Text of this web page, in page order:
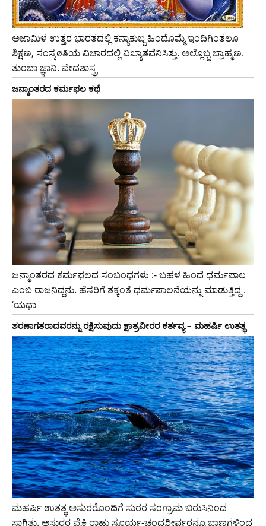
ಅಜಾಮಿಳ ಉತ್ತರ ಭಾರತದಲ್ಲಿ ಕನ್ಯಾಕುಬ್ಜ ಹಿಂದೊಮ್ಮೆ ಇಂದಿಗಿಂತಲೂ
ಶಿಕ್ಷಣ, ಸಂಸ್ಕøತಿಯ ವಿಚಾರದಲ್ಲಿ ವಿಖ್ಯಾತವೆನಿಸಿತ್ತು. ಅಲ್ಲೊಬ್ಬ ಬ್ರಾಹ್ಮಣ.
ತುಂಬಾ ಜ್ಞಾನಿ. ವೇದಶಾಸ್ತ್ರ
ಜನ್ಮಾಂತರದ ಕರ್ಮಫಲ ಕಥೆ
ಜನ್ಮಾಂತರದ ಕರ್ಮಫಲದ ಸಂಬಂಧಗಳು :- ಬಹಳ ಹಿಂದೆ ಧರ್ಮಪಾಲ
ಎಂಬ ರಾಜನಿದ್ದನು. ಹೆಸರಿಗೆ ತಕ್ಕಂತೆ ಧರ್ಮಪಾಲನೆಯನ್ನು ಮಾಡುತ್ತಿದ್ದ .
‘ಯಥಾ
ಶರಣಾಗತರಾದವರನ್ನು ರಕ್ಷಿಸುವುದು ಕ್ಷಾತ್ರವೀರರ ಕರ್ತವ್ಯ – ಮಹರ್ಷಿ ಉತತ್ಥ
ಮಹರ್ಷಿ ಉತತ್ಥ ಅಸುರರೊಂದಿಗೆ ಸುರರ ಸಂಗ್ರಾಮ ಬಿರುಸಿನಿಂದ
ಸಾಗಿತ್ತು. ಅಸುರರ ಪೈಕಿ ರಾಹು ಸೂರ್ಯ-ಚಂದ್ರರೀರ್ವರನ್ನೂ ಬಾಣಗಳಿಂದ